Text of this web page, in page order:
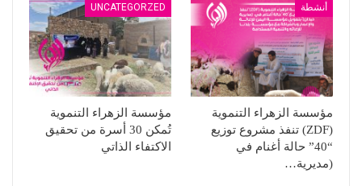
أنشطة
مؤسسة الزهراء التنموية
(ZDF) تنفذ مشروع توزيع
“40” حالة أغنام في
(مديرية…
UNCATEGORZED
مؤسسة الزهراء التنموية
تُمكن 30 أسرة من تحقيق
الاكتفاء الذاتي